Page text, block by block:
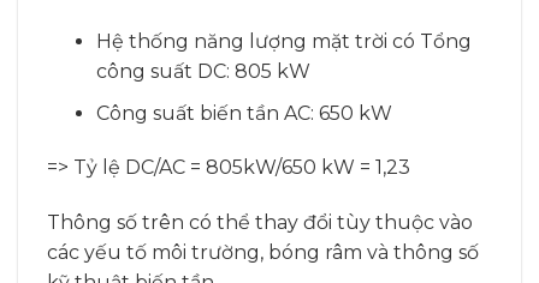
Hệ thống năng lượng mặt trời có Tổng
công suất DC: 805 kW
Công suất biến tần AC: 650 kW
=> Tỷ lệ DC/AC = 805kW/650 kW = 1,23
Thông số trên có thể thay đổi tùy thuộc vào
các yếu tố môi trường, bóng râm và thông số